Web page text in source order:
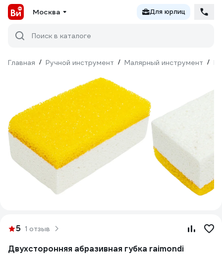
Москва Для юрлиц
Поиск в каталоге
Главная / Ручной инструмент / Малярный инструмент /
5 1 отзыв
Двухсторонняя абразивная губка raimondi